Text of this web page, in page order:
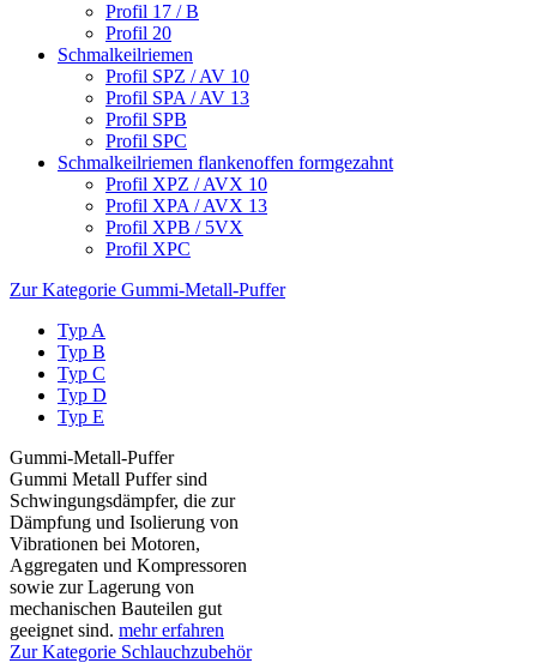
Profil 17 / B
Profil 20
Schmalkeilriemen
Profil SPZ / AV 10
Profil SPA / AV 13
Profil SPB
Profil SPC
Schmalkeilriemen flankenoffen formgezahnt
Profil XPZ / AVX 10
Profil XPA / AVX 13
Profil XPB / 5VX
Profil XPC
Zur Kategorie Gummi-Metall-Puffer
Typ A
Typ B
Typ C
Typ D
Typ E
Gummi-Metall-Puffer
Gummi Metall Puffer sind
Schwingungsdämpfer, die zur
Dämpfung und Isolierung von
Vibrationen bei Motoren,
Aggregaten und Kompressoren
sowie zur Lagerung von
mechanischen Bauteilen gut
geeignet sind. mehr erfahren
Zur Kategorie Schlauchzubehör